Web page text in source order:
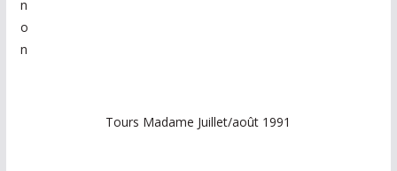
n
o
n
Tours Madame Juillet/août 1991